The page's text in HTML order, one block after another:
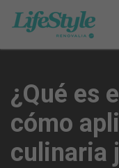
¿Qué es
cómo
culinaria